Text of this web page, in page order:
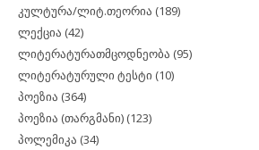
კულტურა/ლიტ.თეორია (189)
ლექცია (42)
ლიტერატურათმცოდნეობა (95)
ლიტერატურული ტესტი (10)
პოეზია (364)
პოეზია (თარგმანი) (123)
პოლემიკა (34)